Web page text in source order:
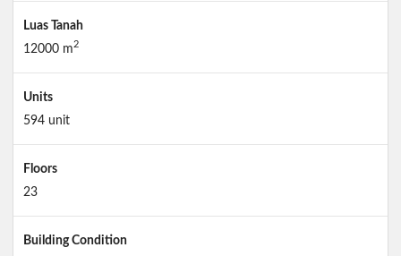
Luas Tanah
12000 m2
Units
594 unit
Floors
23
Building Condition